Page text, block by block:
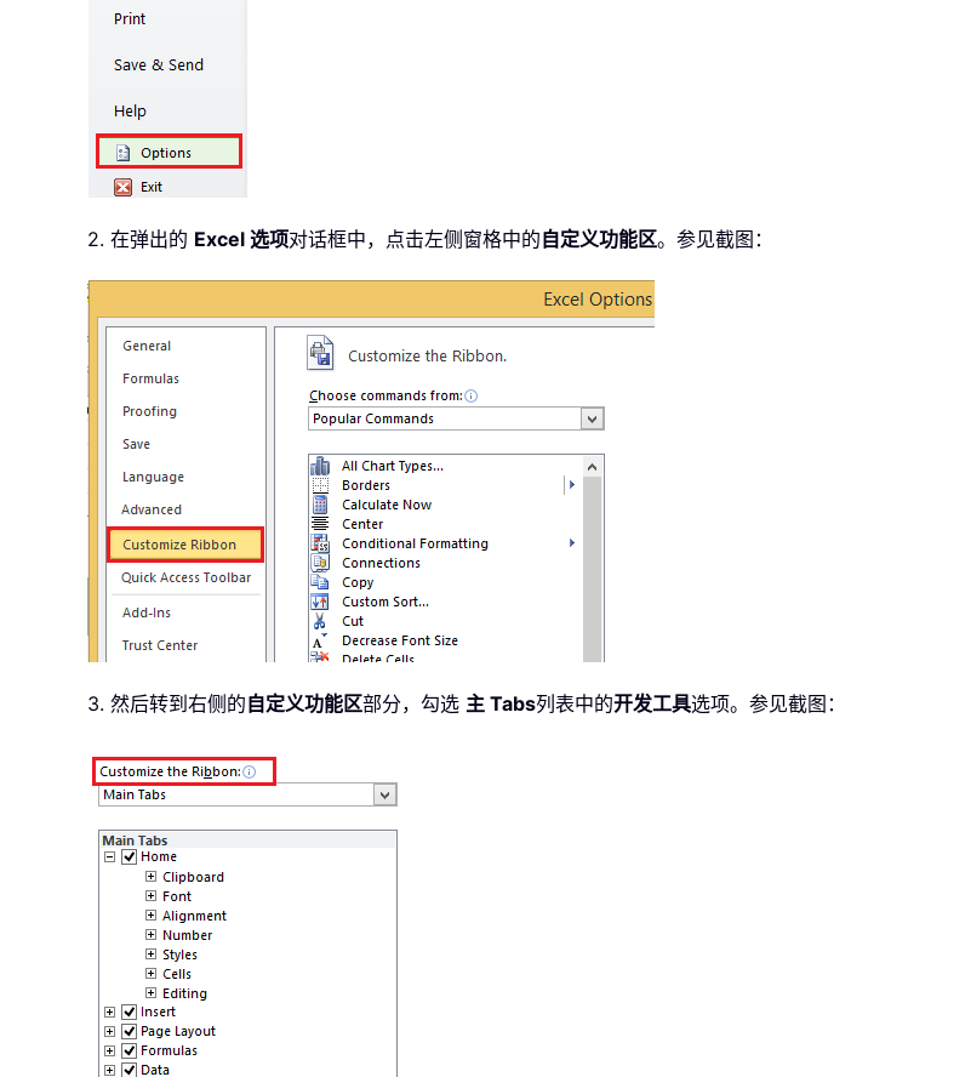
2. 在弹出的 Excel 选项对话框中，点击左侧窗格中的自定义功能区。参见截图：
3. 然后转到右侧的自定义功能区部分，勾选 主 Tabs列表中的开发工具选项。参见截图：